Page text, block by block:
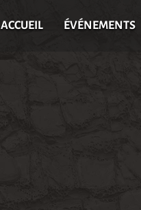
ACCUEIL ÉVÉNEMENTS